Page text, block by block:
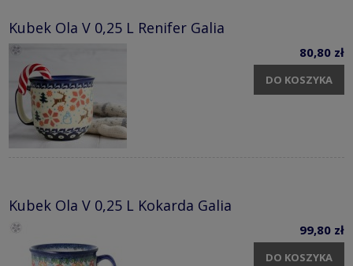
Kubek Ola V 0,25 L Renifer Galia
80,80 zł
DO KOSZYKA
Kubek Ola V 0,25 L Kokarda Galia
99,80 zł
DO KOSZYKA